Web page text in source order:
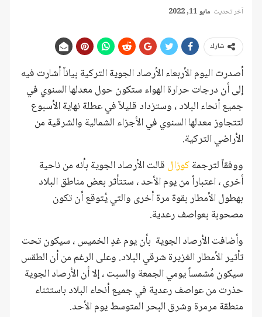
آخر تحديث مايو 11, 2022
شارك
أصدرت اليوم الأربعاء الأرصاد الجوية التركية بياناً أشارت فيه
إلى أن درجات حرارة الهواء ستكون حول معدلها السنوي في
جميع أنحاء البلاد ، وستزداد قليلاً في عطلة نهاية الأسبوع
لتتجاوز معدلها السنوي في الأجزاء الشمالية والشرقية من
الأراضي التركية.
ووفقاً لترجمةكوزال قالت الأرصاد الجوية بأنه من ناحية
أخرى ، اعتباراً من يوم الأحد ، ستتأثر بعض مناطق البلاد
بهطول الأمطار بقوة مرة أخرى والتي يُتوقع أن تكون
مصحوبة بعواصف رعدية.
وأضافت الأرصاد الجوية بأن يوم غدٍ الخميس ، سيكون تحت
تأثير الأمطار الغزيرة شرقي البلاد. وعلى الرغم من أن الطقس
سيكون مُشمساً يومي الجمعة والسبت ، إلا أن الأرصاد الجوية
حذرت من عواصف رعدية في جميع أنحاء البلاد باستثناء
منطقة مرمرة وشرق البحر المتوسط ​​يوم الأحد.